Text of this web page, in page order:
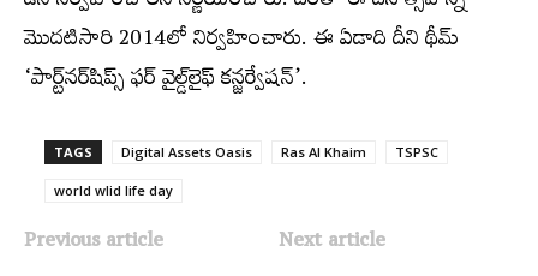
మొదటిసారి 2014లో నిర్వహించారు. ఈ ఏడాది దీని థీమ్‌
‘పార్ట్‌నర్‌షిప్స్‌ ఫర్‌ వైల్డ్‌లైఫ్‌ కన్జర్వేషన్‌’.
TAGS Digital Assets Oasis Ras Al Khaim TSPSC
world wlid life day
Previous article
Next article